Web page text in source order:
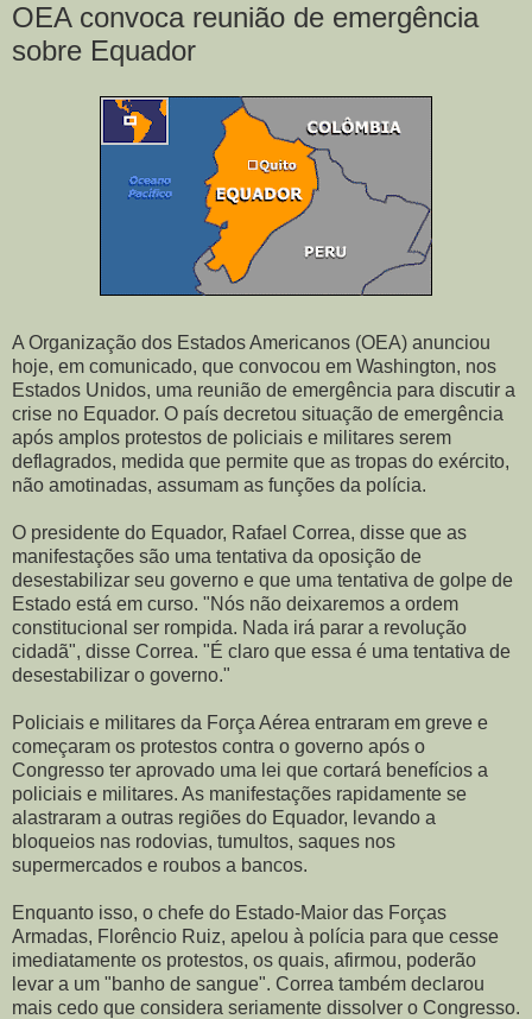
OEA convoca reunião de emergência
sobre Equador
A Organização dos Estados Americanos (OEA) anunciou
hoje, em comunicado, que convocou em Washington, nos
Estados Unidos, uma reunião de emergência para discutir a
crise no Equador. O país decretou situação de emergência
após amplos protestos de policiais e militares serem
deflagrados, medida que permite que as tropas do exército,
não amotinadas, assumam as funções da polícia.
O presidente do Equador, Rafael Correa, disse que as
manifestações são uma tentativa da oposição de
desestabilizar seu governo e que uma tentativa de golpe de
Estado está em curso. "Nós não deixaremos a ordem
constitucional ser rompida. Nada irá parar a revolução
cidadã", disse Correa. "É claro que essa é uma tentativa de
desestabilizar o governo."
Policiais e militares da Força Aérea entraram em greve e
começaram os protestos contra o governo após o
Congresso ter aprovado uma lei que cortará benefícios a
policiais e militares. As manifestações rapidamente se
alastraram a outras regiões do Equador, levando a
bloqueios nas rodovias, tumultos, saques nos
supermercados e roubos a bancos.
Enquanto isso, o chefe do Estado-Maior das Forças
Armadas, Florêncio Ruiz, apelou à polícia para que cesse
imediatamente os protestos, os quais, afirmou, poderão
levar a um "banho de sangue". Correa também declarou
mais cedo que considera seriamente dissolver o Congresso.